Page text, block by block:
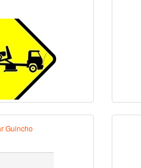
Guincho